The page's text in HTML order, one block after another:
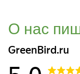
О нас